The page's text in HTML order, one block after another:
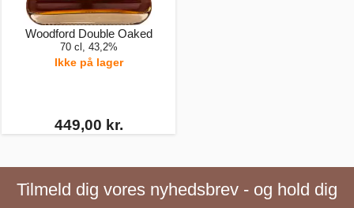
Woodford Double Oaked
70 cl, 43,2%
Ikke på lager
449,00 kr.
Tilmeld dig vores nyhedsbrev - og hold dig